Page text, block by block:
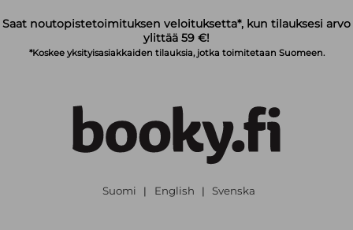
Saat noutopistetoimituksen veloituksetta*, kun tilauksesi arvo
ylittää 59 €!
*Koskee yksityisasiakkaiden tilauksia, jotka toimitetaan Suomeen.
Suomi | English | Svenska